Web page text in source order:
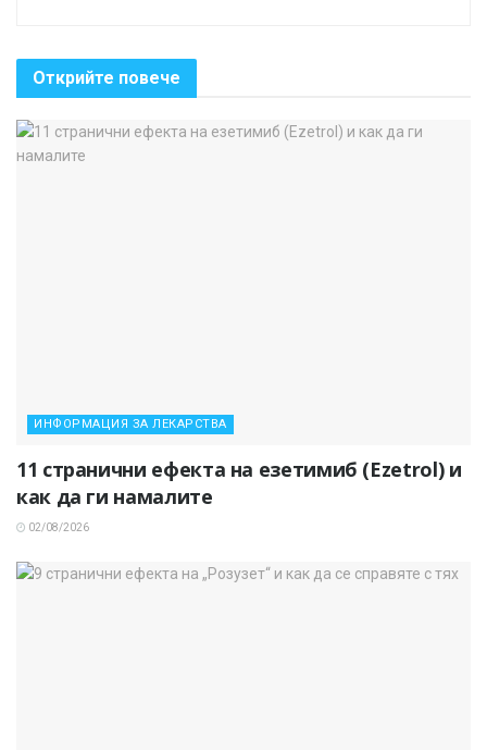
Открийте повече
ИНФОРМАЦИЯ ЗА ЛЕКАРСТВА
11 странични ефекта на езетимиб (Ezetrol) и
как да ги намалите
02/08/2026